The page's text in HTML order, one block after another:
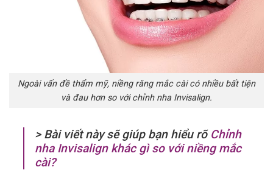
Ngoài vấn đề thẩm mỹ, niềng răng mắc cài có nhiều bất tiện
và đau hơn so với chỉnh nha Invisalign.
> Bài viết này sẽ giúp bạn hiểu rõ Chỉnh
nha Invisalign khác gì so với niềng mắc
cài?